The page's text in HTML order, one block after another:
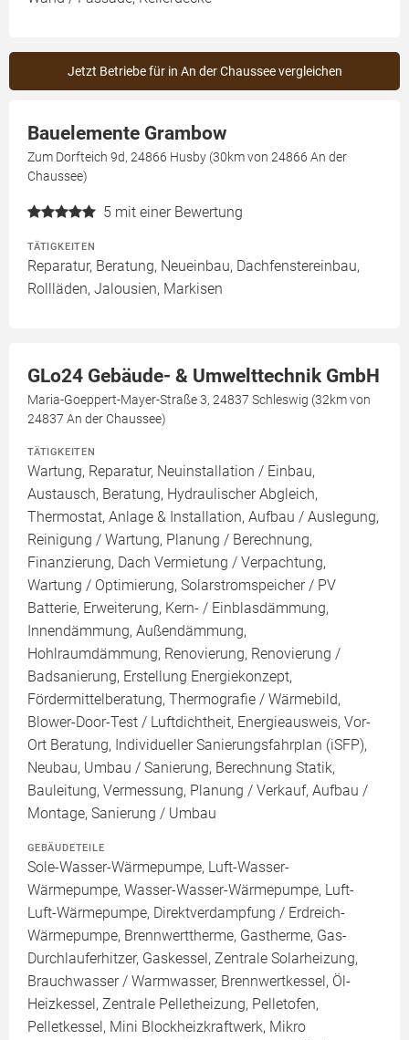
Jetzt Betriebe für in An der Chaussee vergleichen
Bauelemente Grambow
Zum Dorfteich 9d, 24866 Husby (30km von 24866 An der
Chaussee)
5 mit einer Bewertung
TÄTIGKEITEN
Reparatur, Beratung, Neueinbau, Dachfenstereinbau,
Rollläden, Jalousien, Markisen
GLo24 Gebäude- & Umwelttechnik GmbH
Maria-Goeppert-Mayer-Straße 3, 24837 Schleswig (32km von
24837 An der Chaussee)
TÄTIGKEITEN
Wartung, Reparatur, Neuinstallation / Einbau,
Austausch, Beratung, Hydraulischer Abgleich,
Thermostat, Anlage & Installation, Aufbau / Auslegung,
Reinigung / Wartung, Planung / Berechnung,
Finanzierung, Dach Vermietung / Verpachtung,
Wartung / Optimierung, Solarstromspeicher / PV
Batterie, Erweiterung, Kern- / Einblasdämmung,
Innendämmung, Außendämmung,
Hohlraumdämmung, Renovierung, Renovierung /
Badsanierung, Erstellung Energiekonzept,
Fördermittelberatung, Thermografie / Wärmebild,
Blower-Door-Test / Luftdichtheit, Energieausweis, Vor-
Ort Beratung, Individueller Sanierungsfahrplan (iSFP),
Neubau, Umbau / Sanierung, Berechnung Statik,
Bauleitung, Vermessung, Planung / Verkauf, Aufbau /
Montage, Sanierung / Umbau
GEBÄUDETEILE
Sole-Wasser-Wärmepumpe, Luft-Wasser-
Wärmepumpe, Wasser-Wasser-Wärmepumpe, Luft-
Luft-Wärmepumpe, Direktverdampfung / Erdreich-
Wärmepumpe, Brennwerttherme, Gastherme, Gas-
Durchlauferhitzer, Gaskessel, Zentrale Solarheizung,
Brauchwasser / Warmwasser, Brennwertkessel, Öl-
Heizkessel, Zentrale Pelletheizung, Pelletofen,
Pelletkessel, Mini Blockheizkraftwerk, Mikro